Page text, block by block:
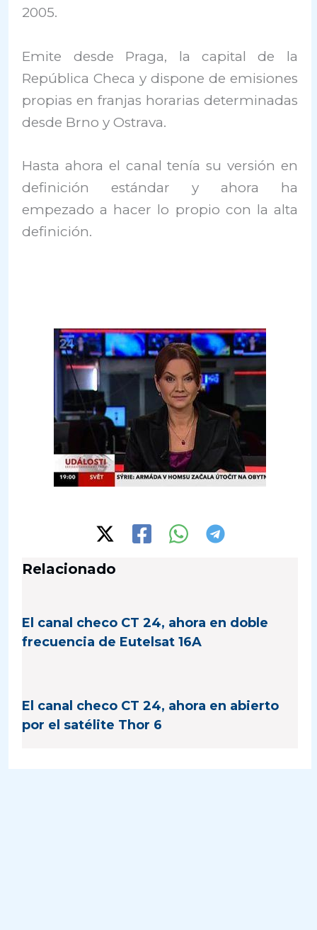
2005.
Emite desde Praga, la capital de la
República Checa y dispone de emisiones
propias en franjas horarias determinadas
desde Brno y Ostrava.
Hasta ahora el canal tenía su versión en
definición estándar y ahora ha
empezado a hacer lo propio con la alta
definición.
Relacionado
El canal checo CT 24, ahora en doble
frecuencia de Eutelsat 16A
El canal checo CT 24, ahora en abierto
por el satélite Thor 6